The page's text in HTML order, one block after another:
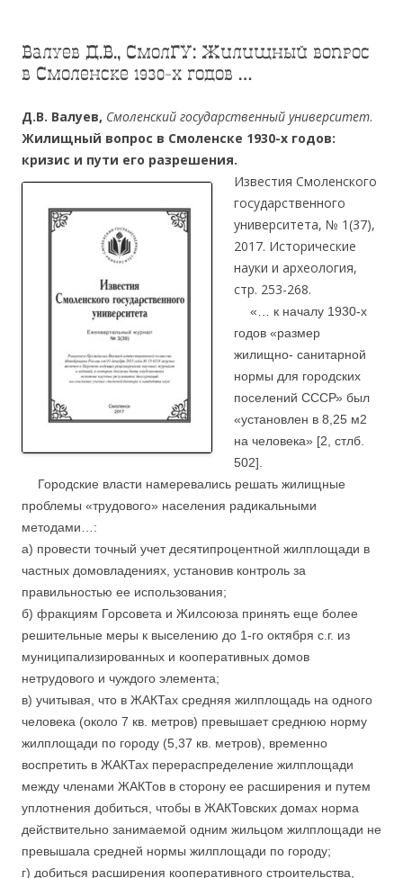
Валуев Д.В., СмолГУ: Жилищный вопрос
в Смоленске 1930-х годов …
Д.В. Валуев, Смоленский государственный университет.
Жилищный вопрос в Смоленске 1930-х годов:
кризис и пути его разрешения.
Известия Смоленского
государственного
университета, № 1(37),
2017. Исторические
науки и археология,
стр. 253-268.
«… к началу 1930-х
годов «размер
жилищно- санитарной
нормы для городских
поселений СССР» был
«установлен в 8,25 м2
на человека» [2, стлб.
502].
Городские власти намеревались решать жилищные
проблемы «трудового» населения радикальными
методами…:
а) провести точный учет десятипроцентной жилплощади в
частных домовладениях, установив контроль за
правильностью ее использования;
б) фракциям Горсовета и Жилсоюза принять еще более
решительные меры к выселению до 1-го октября с.г. из
муниципализированных и кооперативных домов
нетрудового и чуждого элемента;
в) учитывая, что в ЖАКТах средняя жилплощадь на одного
человека (около 7 кв. метров) превышает среднюю норму
жилплощади по городу (5,37 кв. метров), временно
воспретить в ЖАКТах перераспределение жилплощади
между членами ЖАКТов в сторону ее расширения и путем
уплотнения добиться, чтобы в ЖАКТовских домах норма
действительно занимаемой одним жильцом жилплощади не
превышала средней нормы жилплощади по городу;
г) добиться расширения кооперативного строительства,